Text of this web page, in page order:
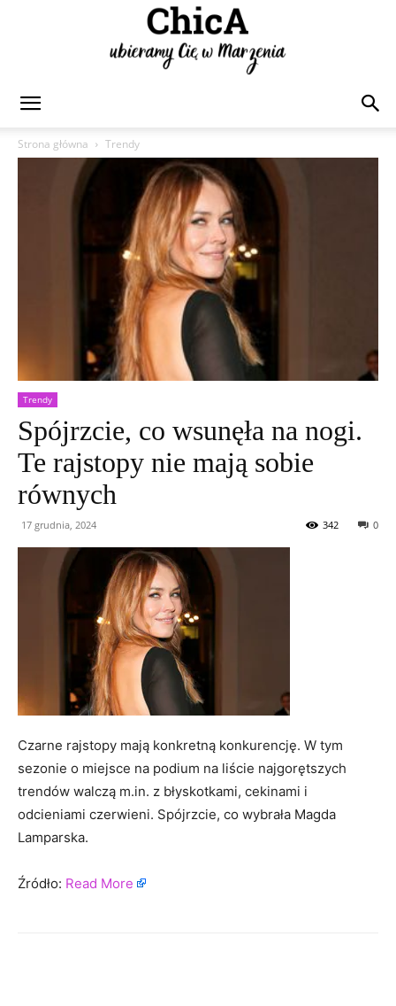
Strona główna
Trendy
Trendy
Spójrzcie, co wsunęła na nogi.
Te rajstopy nie mają sobie
równych
17 grudnia, 2024 0
342
Czarne rajstopy mają konkretną konkurencję. W tym
sezonie o miejsce na podium na liście najgorętszych
trendów walczą m.in. z błyskotkami, cekinami i
odcieniami czerwieni. Spójrzcie, co wybrała Magda
Lamparska.
Źródło: Read More